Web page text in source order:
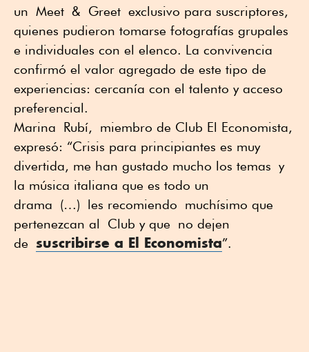
un Meet & Greet exclusivo para suscriptores,
quienes pudieron tomarse fotografías grupales
e individuales con el elenco. La convivencia
confirmó el valor agregado de este tipo de
experiencias: cercanía con el talento y acceso
preferencial.
Marina Rubí, miembro de Club El Economista,
expresó: “Crisis para principiantes es muy
divertida, me han gustado mucho los temas y
la música italiana que es todo un
drama (…) les recomiendo muchísimo que
pertenezcan al
Club y que no dejen
de suscribirse a El Economista”.